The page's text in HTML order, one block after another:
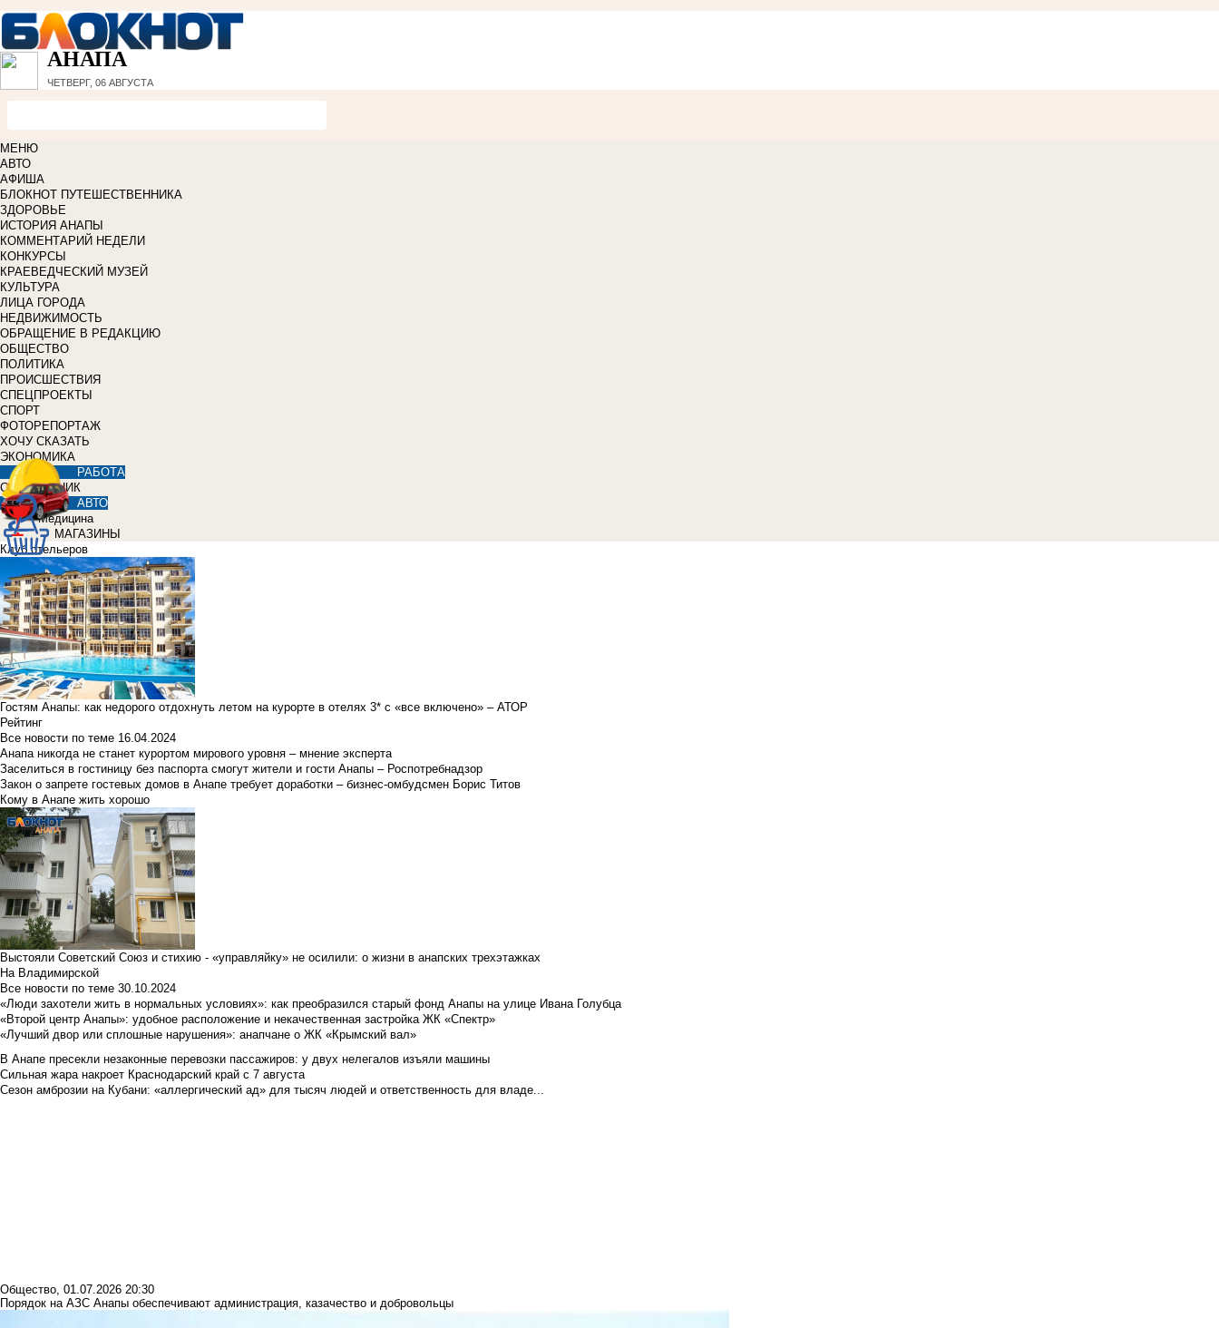
АНАПА
ЧЕТВЕРГ, 06 АВГУСТА
МЕНЮ
АВТО
АФИША
БЛОКНОТ ПУТЕШЕСТВЕННИКА
ЗДОРОВЬЕ
ИСТОРИЯ АНАПЫ
КОММЕНТАРИЙ НЕДЕЛИ
КОНКУРСЫ
КРАЕВЕДЧЕСКИЙ МУЗЕЙ
КУЛЬТУРА
ЛИЦА ГОРОДА
НЕДВИЖИМОСТЬ
ОБРАЩЕНИЕ В РЕДАКЦИЮ
ОБЩЕСТВО
ПОЛИТИКА
ПРОИСШЕСТВИЯ
СПЕЦПРОЕКТЫ
СПОРТ
ФОТОРЕПОРТАЖ
ХОЧУ СКАЗАТЬ
ЭКОНОМИКА
РАБОТА
СПРАВОЧНИК
АВТО
Медицина
МАГАЗИНЫ
Клуб отельеров
Гостям Анапы: как недорого отдохнуть летом на курорте в отелях 3* с «все включено» – АТОР
Рейтинг
Все новости по теме 16.04.2024
Анапа никогда не станет курортом мирового уровня – мнение эксперта
Заселиться в гостиницу без паспорта смогут жители и гости Анапы – Роспотребнадзор
Закон о запрете гостевых домов в Анапе требует доработки – бизнес-омбудсмен Борис Титов
Кому в Анапе жить хорошо
Выстояли Советский Союз и стихию - «управляйку» не осилили: о жизни в анапских трехэтажках
На Владимирской
Все новости по теме 30.10.2024
«Люди захотели жить в нормальных условиях»: как преобразился старый фонд Анапы на улице Ивана Голубца
«Второй центр Анапы»: удобное расположение и некачественная застройка ЖК «Спектр»
«Лучший двор или сплошные нарушения»: анапчане о ЖК «Крымский вал»
В Анапе пресекли незаконные перевозки пассажиров: у двух нелегалов изъяли машины
Сильная жара накроет Краснодарский край с 7 августа
Сезон амброзии на Кубани: «аллергический ад» для тысяч людей и ответственность для владе...
Общество, 01.07.2026 20:30
Порядок на АЗС Анапы обеспечивают администрация, казачество и добровольцы